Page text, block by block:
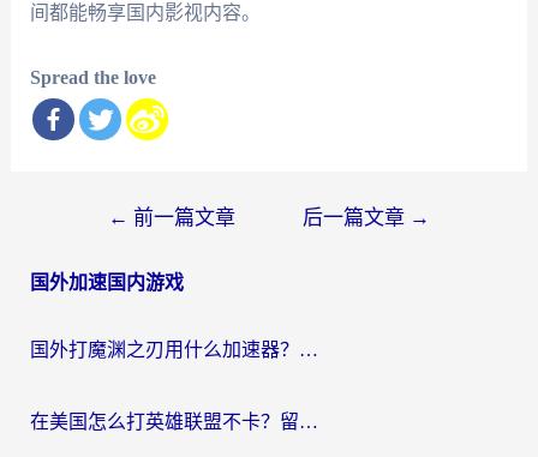
间都能畅享国内影视内容。
Spread the love
导
← 前一篇文章 后一篇文章 →
国外加速国内游戏
国外打魔渊之刃用什么加速器？2026海外玩家国服游戏加速全攻略（附闪耀暖暖&复苏的魔女避坑指南）
在美国怎么打英雄联盟不卡？留学生亲测的国服游戏加速全攻略